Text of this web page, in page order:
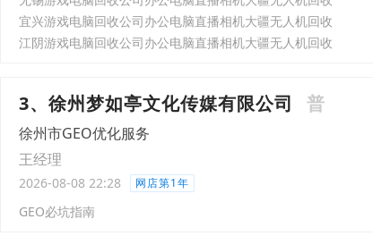
宜兴游戏电脑回收公司办公电脑直播相机大疆无人机回收
江阴游戏电脑回收公司办公电脑直播相机大疆无人机回收
3、徐州梦如亭文化传媒有限公司 普
徐州市GEO优化服务
王经理
2026-08-08 22:28 网店第1年
GEO必坑指南